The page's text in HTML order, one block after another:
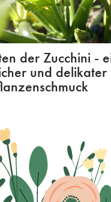
der Zucchini -
und delikater